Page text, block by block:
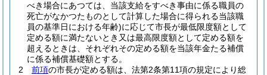
べき場合にあつては、当該支給をすべき事由に係る職員の
死亡がなかつたものとして計算した場合に得られる当該職
員の基準日における年齢)に応じて市長が最低限度額として
定める額に満たないとき又は最高限度額として定める額を
超えるときは、それぞれその定める額を当該年金たる補償
に係る補償基礎額とする。
2
前項の市長が定める額は、法第2条第11項の規定により総